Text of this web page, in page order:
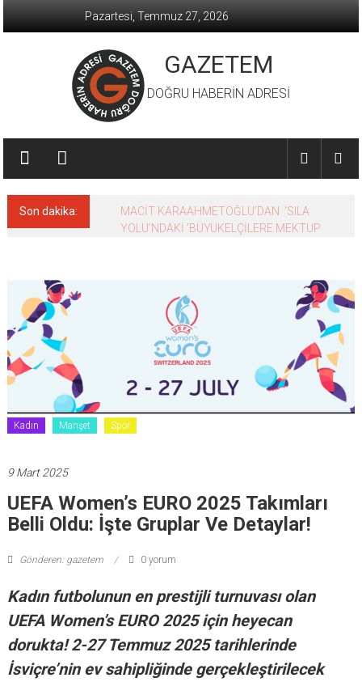
Pazartesi, Temmuz 27, 2026
GAZETEM
DOĞRU HABERİN ADRESİ
Son dakika:
MACİT KARAAHMETOĞLU’DAN ‘SILA
YOLU’NDAKİ ’BÜYÜKELÇİLERE MEKTUP
Kadın Manşet Spor
9 Mart 2025
UEFA Women’s EURO 2025 Takımları
Belli Oldu: İşte Gruplar Ve Detaylar!
Gönderen: gazetem 0 yorum
Kadın futbolunun en prestijli turnuvası olan
UEFA Women’s EURO 2025 için heyecan
dorukta! 2-27 Temmuz 2025 tarihlerinde
İsviçre’nin ev sahipliğinde gerçekleştirilecek